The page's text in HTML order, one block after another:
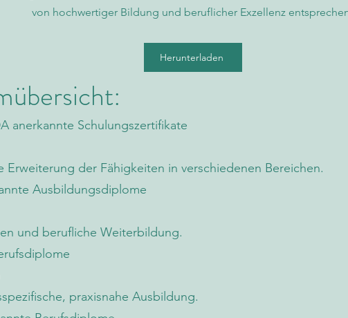
von hochwertiger Bildung und beruflicher Exzellenz
Herunterladen
anerkannte Schulungszertifikate
Erweiterung der Fähigkeiten in verschiedenen Bereichen.
Ausbildungsdiplome
und berufliche Weiterbildung.
praxisnahe Ausbildung.